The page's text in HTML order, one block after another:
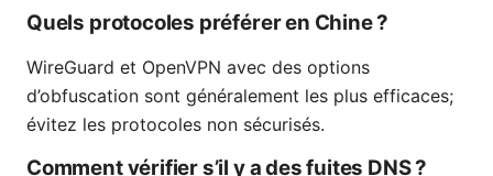
Quels protocoles préférer en Chine ?
WireGuard et OpenVPN avec des options
d’obfuscation sont généralement les plus efficaces;
évitez les protocoles non sécurisés.
Comment vérifier s’il y a des fuites DNS ?